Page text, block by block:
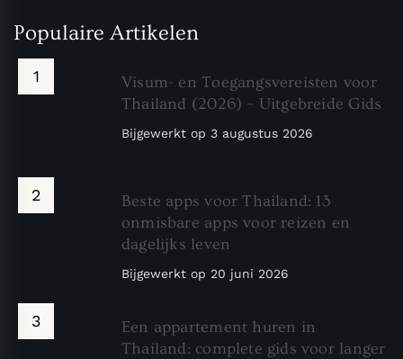
Populaire Artikelen
Visum- en Toegangsvereisten voor
Thailand (2026) – Uitgebreide Gids
Bijgewerkt op 3 augustus 2026
Beste apps voor Thailand: 13
onmisbare apps voor reizen en
dagelijks leven
Bijgewerkt op 20 juni 2026
Een appartement huren in
Thailand: complete gids voor langer